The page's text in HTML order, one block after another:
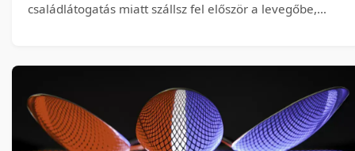
családlátogatás miatt szállsz fel először a levegőbe,
fedélzetre? Milyen korán kell kimenni a reptérre? Ez a
cikk lépésről lépésre végigvezet az egész repülési
folyamaton, az első pillanattól – a jegyvásárlástól –
egészen a landolásig, gyakorlati tanácsokkal és konkrét
példákkal segítve, hogy az első repülőutad gondtalan